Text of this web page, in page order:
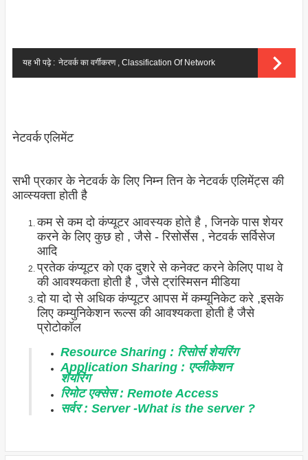
यह भी पढ़े : नेटवर्क का वर्गीकरण , Classification Of Network
नेटवर्क एलिमेंट
सभी प्रकार के नेटवर्क के लिए निम्न तिन के नेटवर्क एलिमेंट्स की
आव्स्यक्ता होती है
कम से कम दो कंप्यूटर आवस्यक होते है , जिनके पास शेयर
करने के लिए कुछ हो , जैसे - रिसोर्सेस , नेटवर्क सर्विसेज
आदि
प्रतेक कंप्यूटर को एक दुशरे से कनेक्ट करने केलिए पाथ वे
की आवश्यकता होती है , जैसे ट्रांस्मिसन मीडिया
दो या दो से अधिक कंप्यूटर आपस में कम्यूनिकेट करे ,इसके
लिए कम्युनिकेशन रूल्स की आवश्यकता होती है जैसे
प्रोटोकॉल
Resource Sharing : रिसोर्स शेयरिंग
Application Sharing : एप्लीकेशन
शेयरिंग
रिमोट एक्सेस: Remote Access
सर्वर: Server -What is the server ?